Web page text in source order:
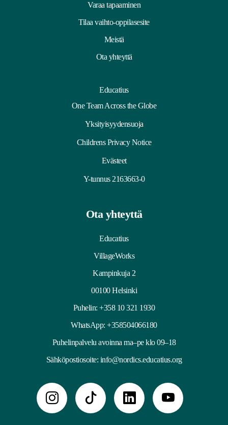
Varaa tapaaminen
Tilaa vaihto-oppilasesite
Meistä
Ota yhteyttä
Educatius
One Team Across the Globe
Yksityisyydensuoja
Childrens Privacy Notice
Evästeet
Y-tunnus 2163663-0
Ota yhteyttä
Educatius
VillageWorks
Kampinkuja 2
00100 Helsinki
Puhelin:+358 10 321 1930
WhatsApp: +358504066180
Puhelinpalvelu avoinna ma–pe klo 09–18
Sähköpostiosoite: info@nordics.educatius.org